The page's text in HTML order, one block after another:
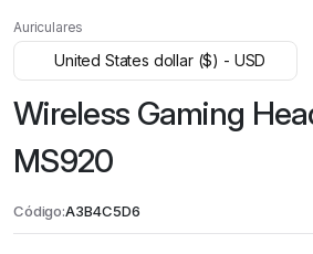
Auriculares
United States dollar ($) - USD
Wireless Gaming
MS920
Código:A3B4C5D6